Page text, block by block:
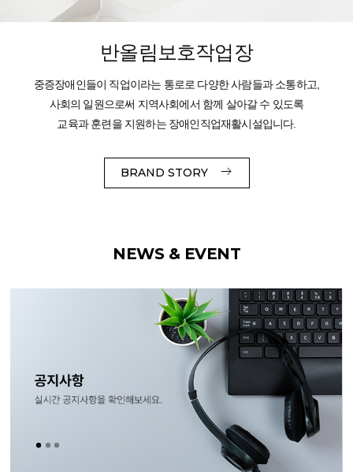
반올림보호작업장
중증장애인들이 직업이라는 통로로 다양한 사람들과 소통하고,
사회의 일원으로써 지역사회에서 함께 살아갈 수 있도록
교육과 훈련을 지원하는 장애인직업재활시설입니다.
BRAND STORY
NEWS & EVENT